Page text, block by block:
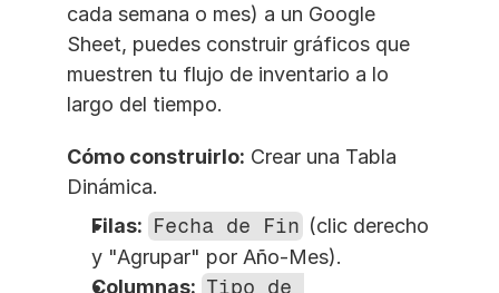
cada semana o mes) a un Google
Sheet, puedes construir gráficos que
muestren tu flujo de inventario a lo
largo del tiempo.
Cómo construirlo: Crear una Tabla
Dinámica.
Filas: Fecha de Fin (clic derecho
y "Agrupar" por Año-Mes).
Columnas: Tipo de